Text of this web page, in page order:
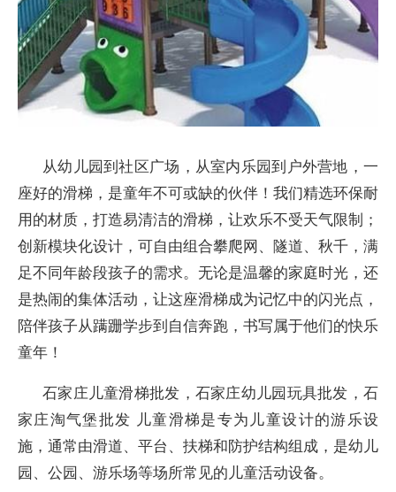
从幼儿园到社区广场，从室内乐园到户外营地，一
座好的滑梯，是童年不可或缺的伙伴！我们精选环保耐
用的材质，打造易清洁的滑梯，让欢乐不受天气限制；
创新模块化设计，可自由组合攀爬网、隧道、秋千，满
足不同年龄段孩子的需求。无论是温馨的家庭时光，还
是热闹的集体活动，让这座滑梯成为记忆中的闪光点，
陪伴孩子从蹒跚学步到自信奔跑，书写属于他们的快乐
童年！
石家庄儿童滑梯批发，石家庄幼儿园玩具批发，石
家庄淘气堡批发 儿童滑梯是专为儿童设计的游乐设
施，通常由滑道、平台、扶梯和防护结构组成，是幼儿
园、公园、游乐场等场所常见的儿童活动设备。